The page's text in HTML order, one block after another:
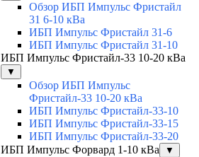
Обзор ИБП Импульс Фристайл
31 6-10 кВа
ИБП Импульс Фристайл 31-6
ИБП Импульс Фристайл 31-10
ИБП Импульс Фристайл-33 10-20 кВа
▼
Обзор ИБП Импульс
Фристайл-33 10-20 кВа
ИБП Импульс Фристайл-33-10
ИБП Импульс Фристайл-33-15
ИБП Импульс Фристайл-33-20
ИБП Импульс Форвард 1-10 кВа
▼